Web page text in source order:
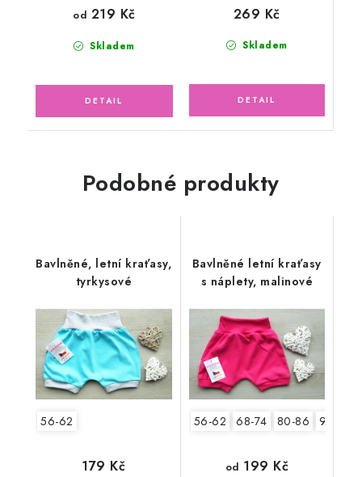
Skladem
od 219 Kč
Skladem
269 Kč
Podobné produkty
Bavlněné, letní kraťasy,
tyrkysové
56-62
179 Kč
Bavlněné letní kraťasy
s náplety, malinové
56-62 68-74 80-86 92-98
od 199 Kč